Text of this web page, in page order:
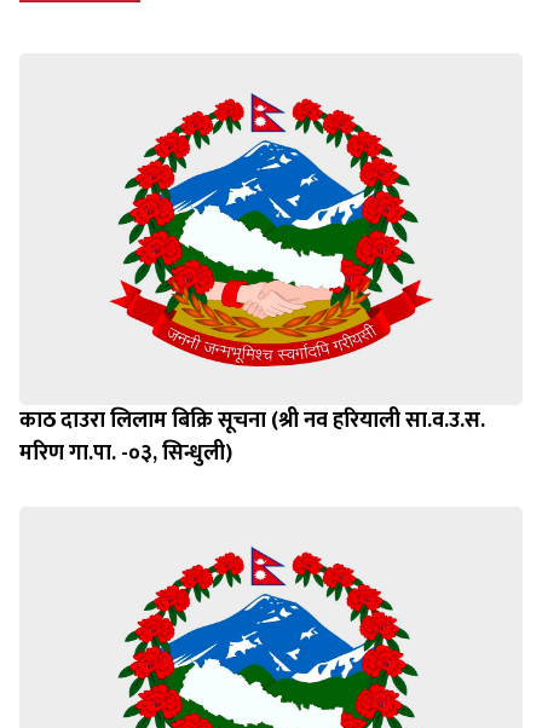
काठ दाउरा लिलाम बिक्रि सूचना (श्री नव हरियाली सा.व.उ.स.
मरिण गा.पा. -०३, सिन्धुली)